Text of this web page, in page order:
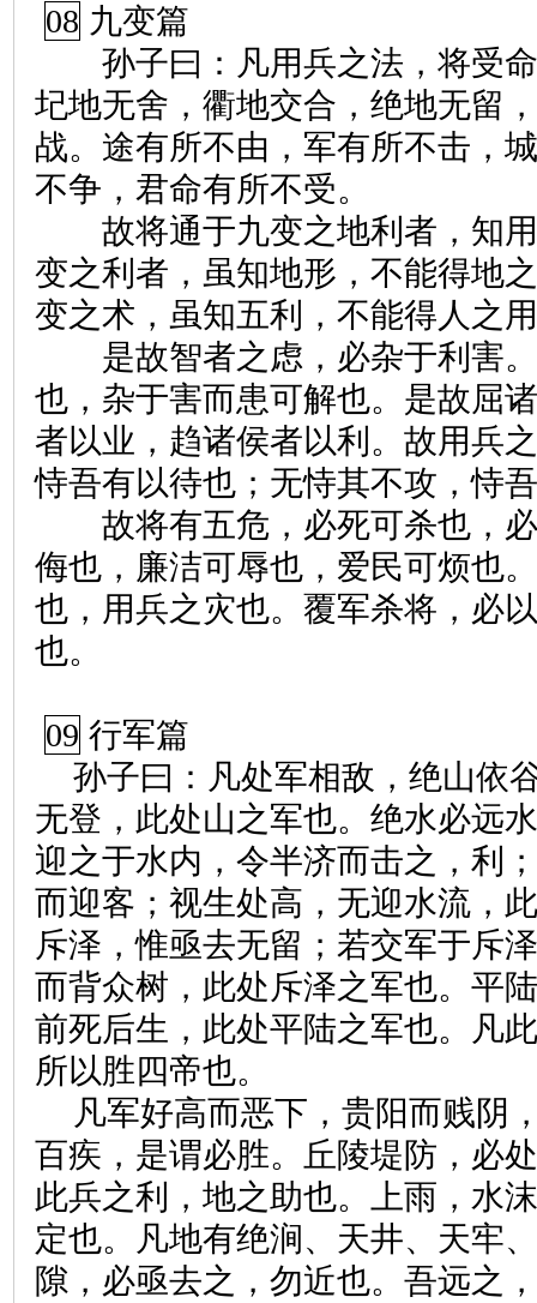
08 九变篇
孙子曰：凡用兵之法，将受命
圮地无舍，衢地交合，绝地无留
战。途有所不由，军有所不击，
不争，君命有所不受。
故将通于九变之地利者，知用
变之利者，虽知地形，不能得地
变之术，虽知五利，不能得人之
是故智者之虑，必杂于利害。
也，杂于害而患可解也。是故屈
者以业，趋诸侯者以利。故用兵
恃吾有以待也；无恃其不攻，恃
故将有五危，必死可杀也，必
侮也，廉洁可辱也，爱民可烦也
也，用兵之灾也。覆军杀将，必
也。
09 行军篇
孙子曰：凡处军相敌，绝山依
无登，此处山之军也。绝水必远
迎之于水内，令半济而击之，利
而迎客；视生处高，无迎水流，
斥泽，惟亟去无留；若交军于斥
而背众树，此处斥泽之军也。平
前死后生，此处平陆之军也。凡
所以胜四帝也。
凡军好高而恶下，贵阳而贱阴
百疾，是谓必胜。丘陵堤防，必
此兵之利，地之助也。上雨，水
定也。凡地有绝涧、天井、天牢
隙，必亟去之，勿近也。吾远之